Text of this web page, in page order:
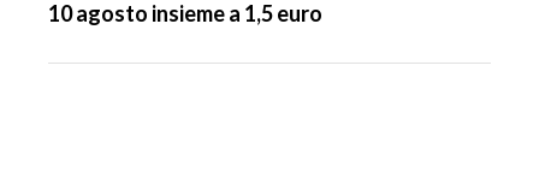
10 agosto insieme a 1,5 euro